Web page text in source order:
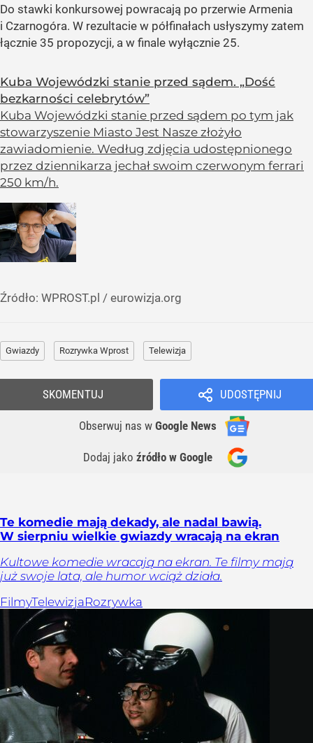
Do stawki konkursowej powracają po przerwie Armenia
i Czarnogóra. W rezultacie w półfinałach usłyszymy zatem
łącznie 35 propozycji, a w finale wyłącznie 25.
Kuba Wojewódzki stanie przed sądem. „Dość
bezkarności celebrytów”
Kuba Wojewódzki stanie przed sądem po tym jak
stowarzyszenie Miasto Jest Nasze złożyło
zawiadomienie. Według zdjęcia udostępnionego
przez dziennikarza jechał swoim czerwonym ferrari
250 km/h.
Źródło: WPROST.pl / eurowizja.org
Gwiazdy Rozrywka Wprost Telewizja
UDOSTĘPNIJ
Obserwuj nas w Google News
Dodaj jako źródło w Google
SKOMENTUJ
Te komedie mają dekady, ale nadal bawią.
W sierpniu wielkie gwiazdy wracają na ekran
Kultowe komedie wracają na ekran. Te filmy mają
już swoje lata, ale humor wciąż działa.
FilmyTelewizjaRozrywka